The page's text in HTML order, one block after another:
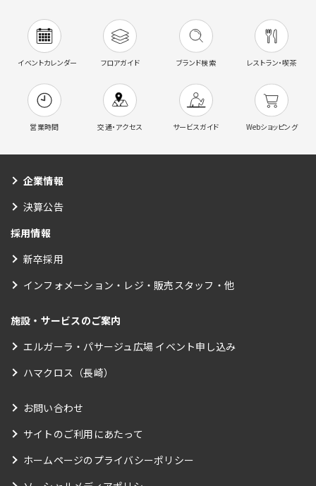
イベントカレンダー フロアガイド ブランド検索 レストラン・喫茶
営業時間 交通・アクセス サービスガイド Webショッピング
企業情報
決算公告
採用情報
新卒採用
インフォメーション・レジ・販売スタッフ・他
施設・サービスのご案内
エルガーラ・パサージュ広場 イベント申し込み
ハマクロス（長崎）
お問い合わせ
サイトのご利用にあたって
ホームページのプライバシーポリシー